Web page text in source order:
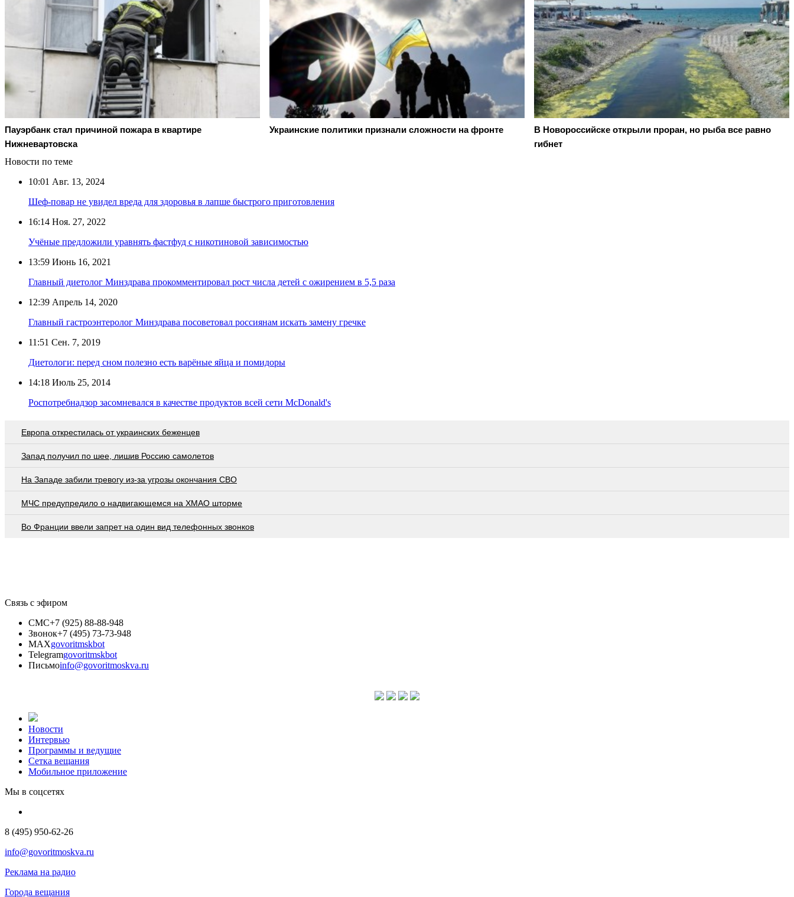
Пауэрбанк стал причиной пожара в квартире
Нижневартовска
Украинские политики признали сложности на фронте
В Новороссийске открыли проран, но рыба все равно
гибнет
Новости по теме
10:01 Авг. 13, 2024
Шеф-повар не увидел вреда для здоровья в лапше быстрого приготовления
16:14 Ноя. 27, 2022
Учёные предложили уравнять фастфуд с никотиновой зависимостью
13:59 Июнь 16, 2021
Главный диетолог Минздрава прокомментировал рост числа детей с ожирением в 5,5 раза
12:39 Апрель 14, 2020
Главный гастроэнтеролог Минздрава посоветовал россиянам искать замену гречке
11:51 Сен. 7, 2019
Диетологи: перед сном полезно есть варёные яйца и помидоры
14:18 Июль 25, 2014
Роспотребнадзор засомневался в качестве продуктов всей сети McDonald's
Европа открестилась от украинских беженцев
Запад получил по шее, лишив Россию самолетов
На Западе забили тревогу из-за угрозы окончания СВО
МЧС предупредило о надвигающемся на ХМАО шторме
Во Франции ввели запрет на один вид телефонных звонков
Связь с эфиром
СМС+7 (925) 88-88-948
Звонок+7 (495) 73-73-948
MAXgovoritmskbot
Telegramgovoritmskbot
Письмоinfo@govoritmoskva.ru
Новости
Интервью
Программы и ведущие
Сетка вещания
Мобильное приложение
Мы в соцсетях
8 (495) 950-62-26
info@govoritmoskva.ru
Реклама на радио
Города вещания